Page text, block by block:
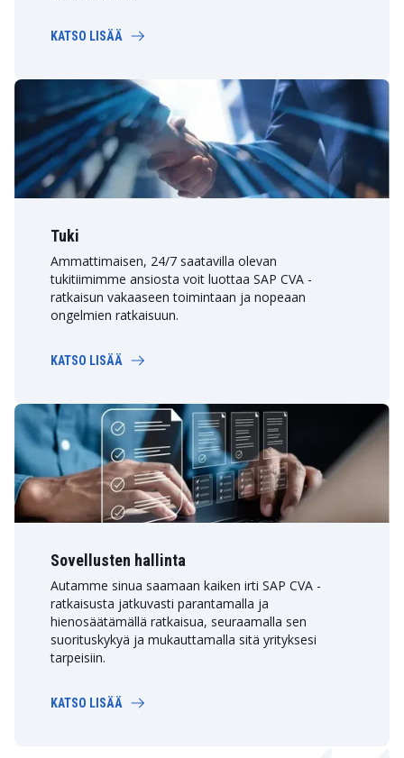
KATSO LISÄÄ
Tuki
Ammattimaisen, 24/7 saatavilla olevan
tukitiimimme ansiosta voit luottaa SAP CVA -
ratkaisun vakaaseen toimintaan ja nopeaan
ongelmien ratkaisuun.
KATSO LISÄÄ
Sovellusten hallinta
Autamme sinua saamaan kaiken irti SAP CVA -
ratkaisusta jatkuvasti parantamalla ja
hienosäätämällä ratkaisua, seuraamalla sen
suorituskykyä ja mukauttamalla sitä yrityksesi
tarpeisiin.
KATSO LISÄÄ